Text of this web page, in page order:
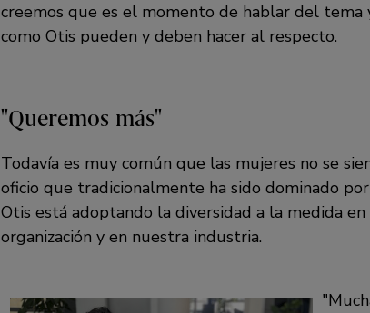
creemos que es el momento de hablar del tema
como Otis pueden y deben hacer al respecto.
Queremos más
Todavía es muy común que las mujeres no se
oficio que tradicionalmente ha sido dominado
Otis está adoptando la diversidad a la medida
organización y en nuestra industria.